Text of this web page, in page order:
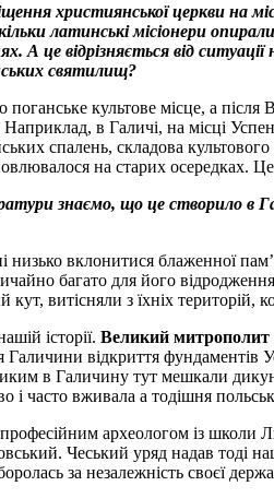
християнської церкви на
латинські місіонери
це відрізняється від
святилищ?
культове місце, а
в Галичі, на місці
спалень, складова
на старих осередках. Це
знаємо, що це створило в
низько вклонитися блаженної
багато для його
кут, витісняли з їхніх
історії. Великий митрополит
відкриття фундаментів
в Галичину тут мешкали
і часто вживала а тодішня
археологом із школи
Чеський уряд надав тоді
за незалежність своєї